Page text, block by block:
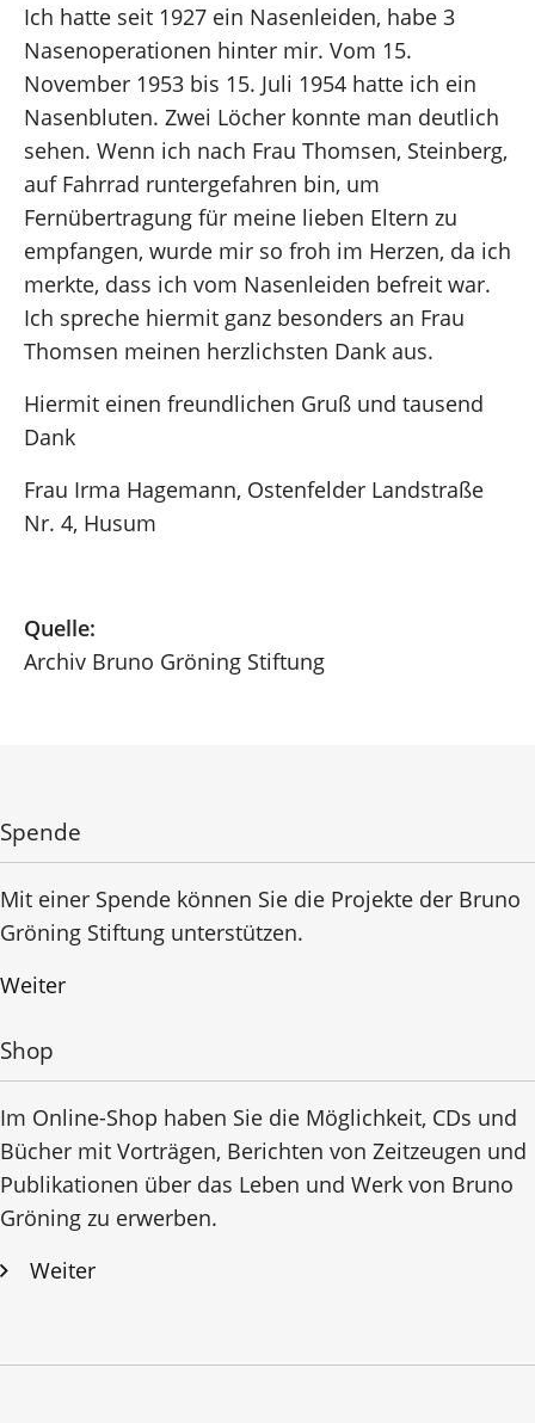
Ich hatte seit 1927 ein Nasenleiden, habe 3
Nasenoperationen hinter mir. Vom 15.
November 1953 bis 15. Juli 1954 hatte ich ein
Nasenbluten. Zwei Löcher konnte man deutlich
sehen. Wenn ich nach Frau Thomsen, Steinberg,
auf Fahrrad runtergefahren bin, um
Fernübertragung für meine lieben Eltern zu
empfangen, wurde mir so froh im Herzen, da ich
merkte, dass ich vom Nasenleiden befreit war.
Ich spreche hiermit ganz besonders an Frau
Thomsen meinen herzlichsten Dank aus.
Hiermit einen freundlichen Gruß und tausend
Dank
Frau Irma Hagemann, Ostenfelder Landstraße
Nr. 4, Husum
Quelle:
Archiv Bruno Gröning Stiftung
Spende
Mit einer Spende können Sie die Projekte der Bruno
Gröning Stiftung unterstützen.
Weiter
Shop
Im Online-Shop haben Sie die Möglichkeit, CDs und
Bücher mit Vorträgen, Berichten von Zeitzeugen und
Publikationen über das Leben und Werk von Bruno
Gröning zu erwerben.
Weiter